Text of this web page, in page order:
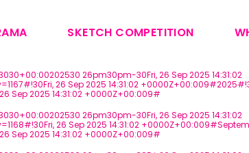
SKETCH COMPETITION
26pm30pm-30Fri, 26 Sep 2025 14:31:02
26 Sep 2025 14:31:02
Sep 2025 14:31:02 +0000Z+00:009#
26pm30pm-30Fri, 26 Sep 2025 14:31:02
26 Sep 2025 14:31:02
Sep 2025 14:31:02 +0000Z+00:009#